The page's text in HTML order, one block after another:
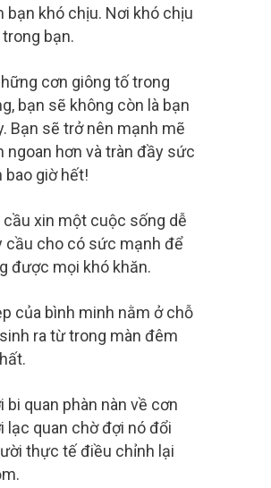
bạn khó chịu. Nơi khó chịu
bạn.
cơn giông tố trong
bạn sẽ không còn là bạn
Bạn sẽ trở nên mạnh mẽ
ngoan hơn và tràn đầy sức
bao giờ hết!
xin một cuộc sống dễ
cầu cho có sức mạnh để
được mọi khó khăn.
của bình minh nằm ở chỗ
ra từ trong màn đêm
bi quan phàn nàn về cơn
lạc quan chờ đợi nó đổi
thực tế điều chỉnh lại